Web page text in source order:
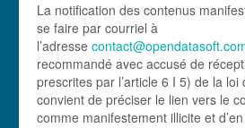
La notification des contenus
se faire par courriel à
l’adresse
recommandé avec accusé de
prescrites par l’article 6 I 5) de la loi
convient de préciser le lien vers le
comme manifestement illicite et